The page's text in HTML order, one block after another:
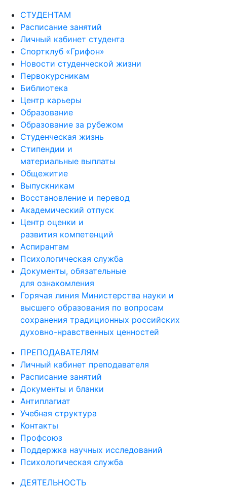
СТУДЕНТАМ
Расписание занятий
Личный кабинет студента
Спортклуб «Грифон»
Новости студенческой жизни
Первокурсникам
Библиотека
Центр карьеры
Образование
Образование за рубежом
Студенческая жизнь
Стипендии и
материальные выплаты
Общежитие
Выпускникам
Восстановление и перевод
Академический отпуск
Центр оценки и
развития компетенций
Аспирантам
Психологическая служба
Документы, обязательные
для ознакомления
Горячая линия Министерства науки и
высшего образования по вопросам
сохранения традиционных российских
духовно-нравственных ценностей
ПРЕПОДАВАТЕЛЯМ
Личный кабинет преподавателя
Расписание занятий
Документы и бланки
Антиплагиат
Учебная структура
Контакты
Профсоюз
Поддержка научных исследований
Психологическая служба
ДЕЯТЕЛЬНОСТЬ